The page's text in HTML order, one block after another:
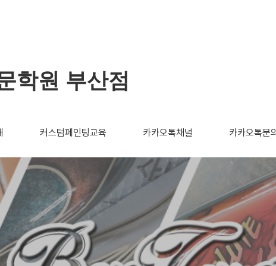
학원 부산점
커스텀페인팅교육 카카오톡채널 카카오톡문